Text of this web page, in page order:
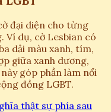
đại diện cho từng
dụ, cờ Lesbian có
dải màu xanh, tím,
giữa xanh dương,
góp phần làm nổi
đồng LGBT.
thật sự phía sau